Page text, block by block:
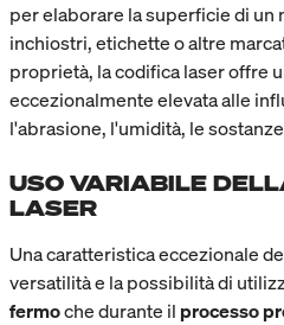
per elaborare la superficie di un
inchiostri, etichette o altre
proprietà, la codifica laser offre
eccezionalmente elevata alle
l'abrasione, l'umidità, le
USO VARIABILE
LASER
Una caratteristica eccezionale
versatilità e la possibilità di
fermoche durante il processo